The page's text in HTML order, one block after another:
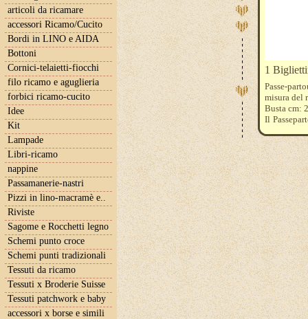
articoli da ricamare
accessori Ricamo/Cucito
Bordi in LINO e AIDA
Bottoni
Cornici-telaietti-fiocchi
filo ricamo e aguglieria
forbici ricamo-cucito
Idee
Kit
Lampade
Libri-ricamo
nappine
Passamanerie-nastri
Pizzi in lino-macramè e..
Riviste
Sagome e Rocchetti legno
Schemi punto croce
Schemi punti tradizionali
Tessuti da ricamo
Tessuti x Broderie Suisse
Tessuti patchwork e baby
accessori x borse e simili
1
Passe-
misura del
Busta cm:
Il
Il